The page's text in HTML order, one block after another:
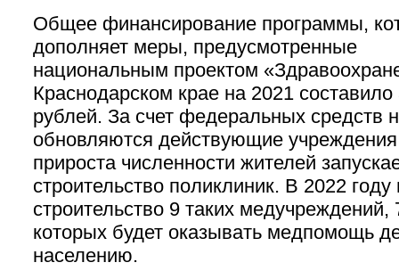
Общее финансирование программы,
дополняет меры, предусмотренные
национальным проектом
Краснодарском крае на 2021
рублей. За счет федеральных средств
обновляются действующие
прироста численности жителей
строительство поликлиник. В 2022 году
строительство 9 таких медучреждений,
которых будет оказывать медпомощь
населению.